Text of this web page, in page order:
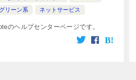
グリーン系
ネットサービス
のヘルプセンターページです。